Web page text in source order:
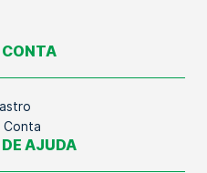
Conta
AJUDA